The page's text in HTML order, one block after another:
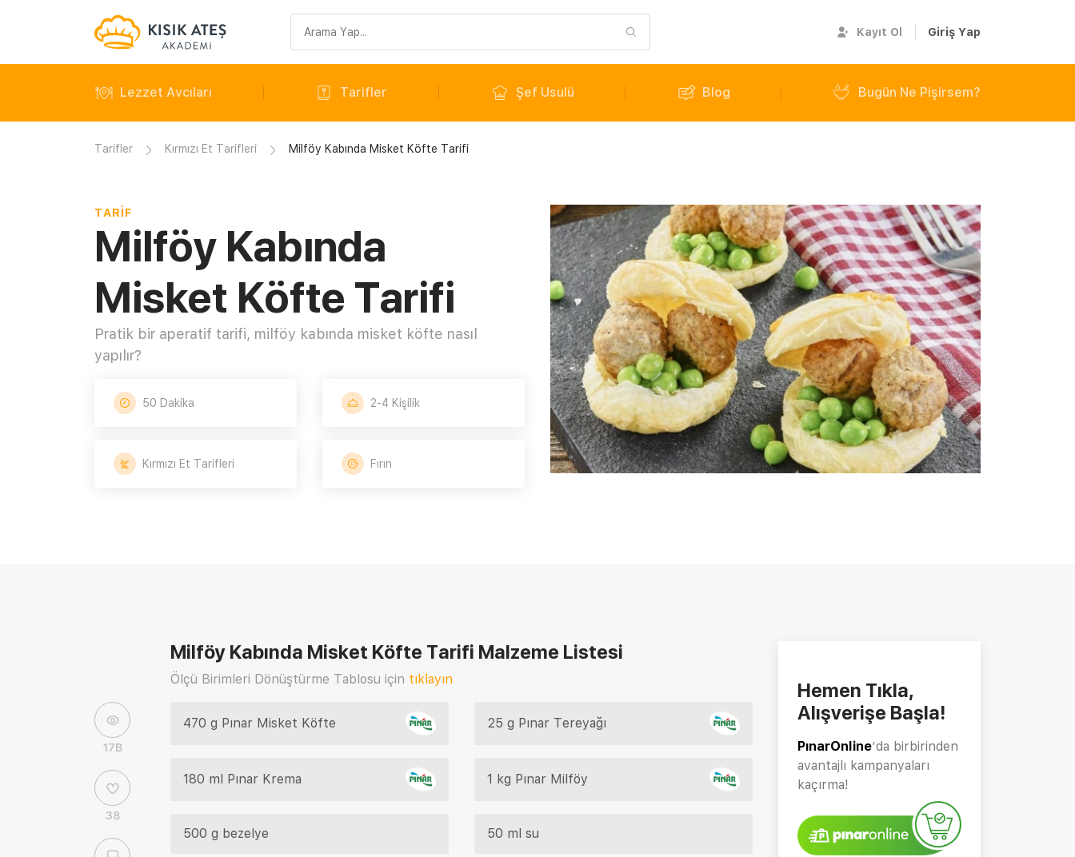
sorgusu
Kayıt Ol Giriş Yap
Lezzet Avcıları Tarifler Şef Usulü Blog Bugün Ne Pişirsem?
Tarifler Kırmızı Et Tarifleri Milföy Kabında Misket Köfte Tarifi
TARIF
Milföy Kabında
Misket Köfte Tarifi
Pratik bir aperatif tarifi, milföy kabında misket köfte nasıl
yapılır?
50 Dakika 2-4 Kişilik
Kırmızı Et Tarifleri Fırın
17B
38
Milföy Kabında Misket Köfte Tarifi Malzeme Listesi
Ölçü Birimleri Dönüştürme Tablosu için tıklayın
470 g Pınar Misket Köfte 25 g Pınar Tereyağı
180 ml Pınar Krema 1 kg Pınar Milföy
500 g bezelye 50 ml su
Hemen Tıkla,
Alışverişe Başla!
PınarOnline’da birbirinden
avantajlı kampanyaları
kaçırma!